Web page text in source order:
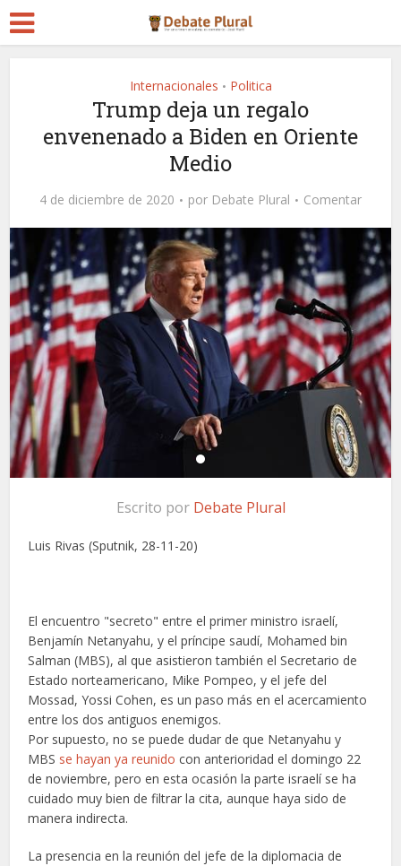
Internacionales • Politica
Trump deja un regalo
envenenado a Biden en Oriente
Medio
4 de diciembre de 2020 por Debate Plural Comentar
Escrito por Debate Plural
Luis Rivas (Sputnik, 28-11-20)
El encuentro "secreto" entre el primer ministro israelí,
Benjamín Netanyahu, y el príncipe saudí, Mohamed bin
Salman (MBS), al que asistieron también el Secretario de
Estado norteamericano, Mike Pompeo, y el jefe del
Mossad, Yossi Cohen, es un paso más en el acercamiento
entre los dos antiguos enemigos.
Por supuesto, no se puede dudar de que Netanyahu y
MBS se hayan ya reunido con anterioridad el domingo 22
de noviembre, pero en esta ocasión la parte israelí se ha
cuidado muy bien de filtrar la cita, aunque haya sido de
manera indirecta.
La presencia en la reunión del jefe de la diplomacia de